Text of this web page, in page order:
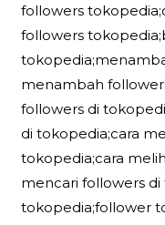
followers
followers
menambah
followers di
di tokopedia;cara
tokopedia;cara
mencari followers
tokopedia;follower